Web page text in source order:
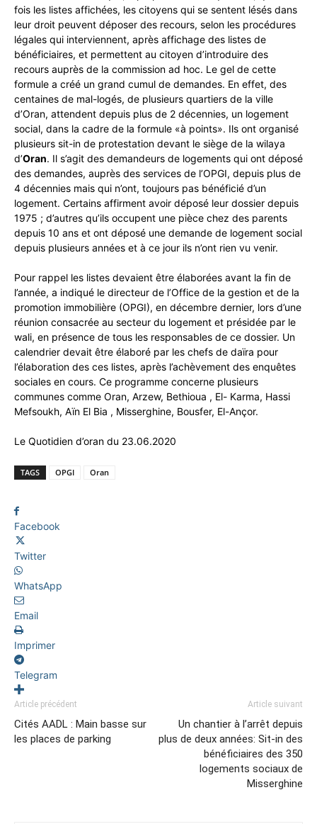
fois les listes affichées, les citoyens qui se sentent lésés dans
leur droit peuvent déposer des recours, selon les procédures
légales qui interviennent, après affichage des listes de
bénéficiaires, et permettent au citoyen d’introduire des
recours auprès de la commission ad hoc. Le gel de cette
formule a créé un grand cumul de demandes. En effet, des
centaines de mal-logés, de plusieurs quartiers de la ville
d’Oran, attendent depuis plus de 2 décennies, un logement
social, dans la cadre de la formule «à points». Ils ont organisé
plusieurs sit-in de protestation devant le siège de la wilaya
d’Oran. Il s’agit des demandeurs de logements qui ont déposé
des demandes, auprès des services de l’OPGI, depuis plus de
4 décennies mais qui n’ont, toujours pas bénéficié d’un
logement. Certains affirment avoir déposé leur dossier depuis
1975 ; d’autres qu’ils occupent une pièce chez des parents
depuis 10 ans et ont déposé une demande de logement social
depuis plusieurs années et à ce jour ils n’ont rien vu venir.
Pour rappel les listes devaient être élaborées avant la fin de
l’année, a indiqué le directeur de l’Office de la gestion et de la
promotion immobilière (OPGI), en décembre dernier, lors d’une
réunion consacrée au secteur du logement et présidée par le
wali, en présence de tous les responsables de ce dossier. Un
calendrier devait être élaboré par les chefs de daïra pour
l’élaboration des ces listes, après l’achèvement des enquêtes
sociales en cours. Ce programme concerne plusieurs
communes comme Oran, Arzew, Bethioua , El- Karma, Hassi
Mefsoukh, Aïn El Bia , Misserghine, Bousfer, El-Ançor.
Le Quotidien d’oran du 23.06.2020
TAGS OPGI Oran
Facebook
Twitter
WhatsApp
Email
Imprimer
Telegram
Article précédent
Cités AADL : Main basse sur
les places de parking
Article suivant
Un chantier à l’arrêt depuis
plus de deux années: Sit-in des
bénéficiaires des 350
logements sociaux de
Misserghine